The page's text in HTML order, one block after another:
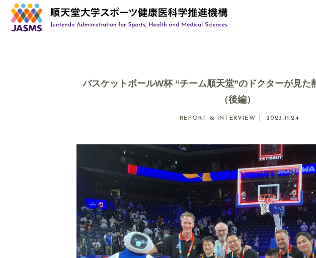
バスケットボールW杯 “チーム順天堂”のドクターが見た
（後編）
REPORT & INTERVIEW 2023.11.24